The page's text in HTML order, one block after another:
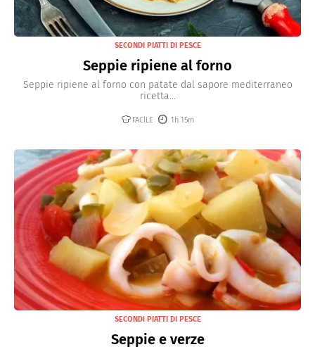
SECONDI PIATTI DI PESCE
Seppie ripiene al forno
Seppie ripiene al forno con patate dal sapore mediterraneo
ricetta...
FACILE 1h 15m
SECONDI PIATTI DI PESCE
Seppie e verze